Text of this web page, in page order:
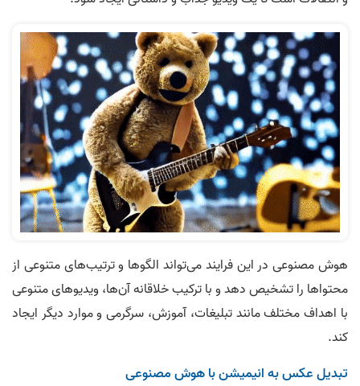
هوش مصنوعی در این فرایند می‌تواند الگوها و ترتیب‌های متنوعی از
محتواها را تشخیص دهد و با ترکیب خلاقانه آن‌ها، ویدیوهای متنوعی
با اهداف مختلف مانند تبلیغات، آموزش، سرگرمی و موارد دیگر ایجاد
کند.
تبدیل عکس به انیمیشن با هوش مصنوعی